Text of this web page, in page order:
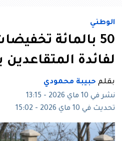
الوطني
50 بالمائة
لفائدة المتقاعدين
بقلم حبيبة محمودي
نشر في 10 ماي 2026 - 13:15
تحديث في 10 ماي 2026 - 15:02